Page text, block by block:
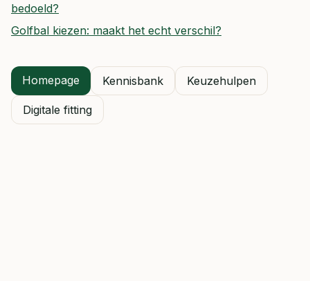
bedoeld?
Golfbal kiezen: maakt het echt verschil?
Homepage Kennisbank Keuzehulpen
Digitale fitting